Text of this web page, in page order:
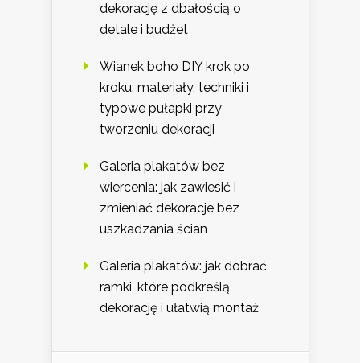
dekorację z dbałością o
detale i budżet
Wianek boho DIY krok po
kroku: materiały, techniki i
typowe pułapki przy
tworzeniu dekoracji
Galeria plakatów bez
wiercenia: jak zawiesić i
zmieniać dekoracje bez
uszkadzania ścian
Galeria plakatów: jak dobrać
ramki, które podkreślą
dekorację i ułatwią montaż